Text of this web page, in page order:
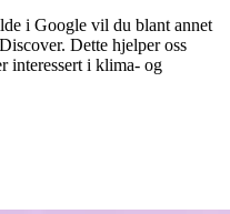
i Google vil du blant annet
Dette hjelper oss
interessert i klima- og